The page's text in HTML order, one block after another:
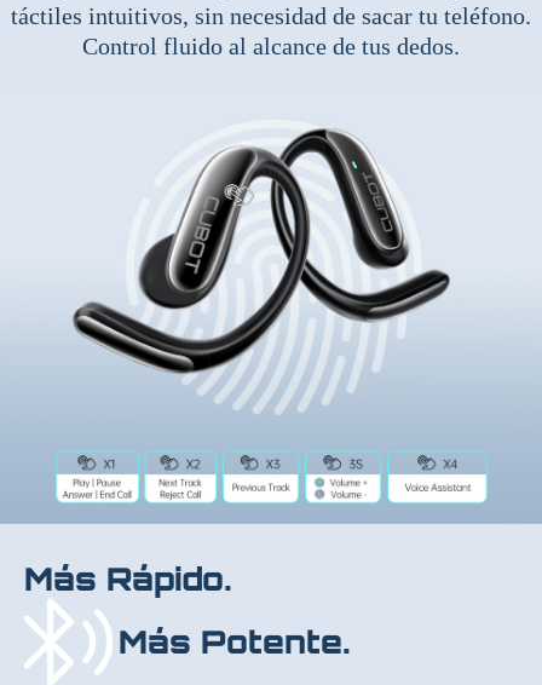
táctiles intuitivos, sin necesidad de sacar tu teléfono.
Control fluido al alcance de tus dedos.
Más Rápido.
Más Potente.